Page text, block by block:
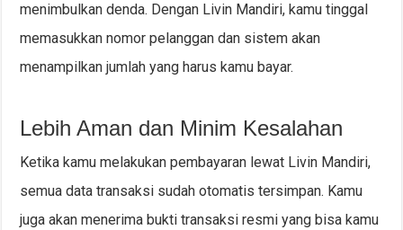
menimbulkan denda. Dengan Livin Mandiri, kamu tinggal
memasukkan nomor pelanggan dan sistem akan
menampilkan jumlah yang harus kamu bayar.
Lebih Aman dan Minim Kesalahan
Ketika kamu melakukan pembayaran lewat Livin Mandiri,
semua data transaksi sudah otomatis tersimpan. Kamu
juga akan menerima bukti transaksi resmi yang bisa kamu